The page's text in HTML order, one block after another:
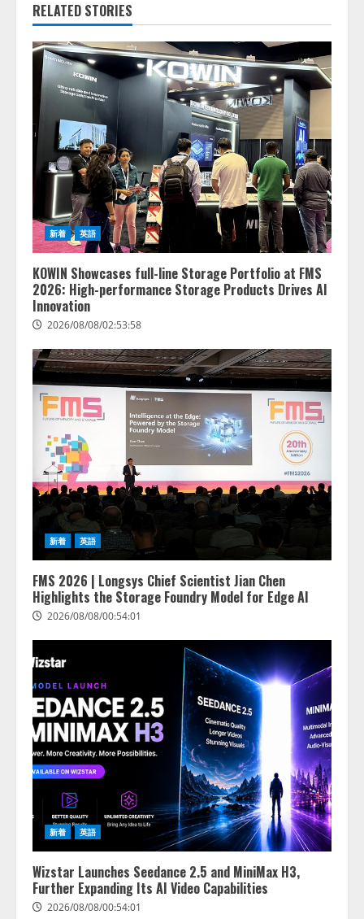
RELATED STORIES
新着 英語
KOWIN Showcases full-line Storage Portfolio at FMS
2026: High-performance Storage Products Drives AI
Innovation
2026/08/08/02:53:58
新着 英語
FMS 2026 | Longsys Chief Scientist Jian Chen
Highlights the Storage Foundry Model for Edge AI
2026/08/08/00:54:01
新着 英語
Wizstar Launches Seedance 2.5 and MiniMax H3,
Further Expanding Its AI Video Capabilities
2026/08/08/00:54:01
lmessage、MCP接続機能を強化
し、AIから設定操作できる機能を
2026/08/07/13:53:50
3
【2026年企業のAI導入・活用に関
する調査】AIを組織として導入で
業の68.0％が、自社でのAI導入・
活用は「上手くいっている」と回
答